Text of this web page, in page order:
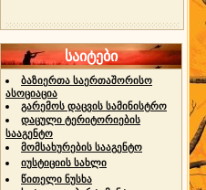
საიტები
ბაზიერთა საერთაშორისო
ასოციაცია
გარემოს დაცვის სამინისტრო
დაცული ტერიტორიების
სააგენტო
მომსახურების სააგენტო
იუსტიციის სახლი
წითელი ნუსხა